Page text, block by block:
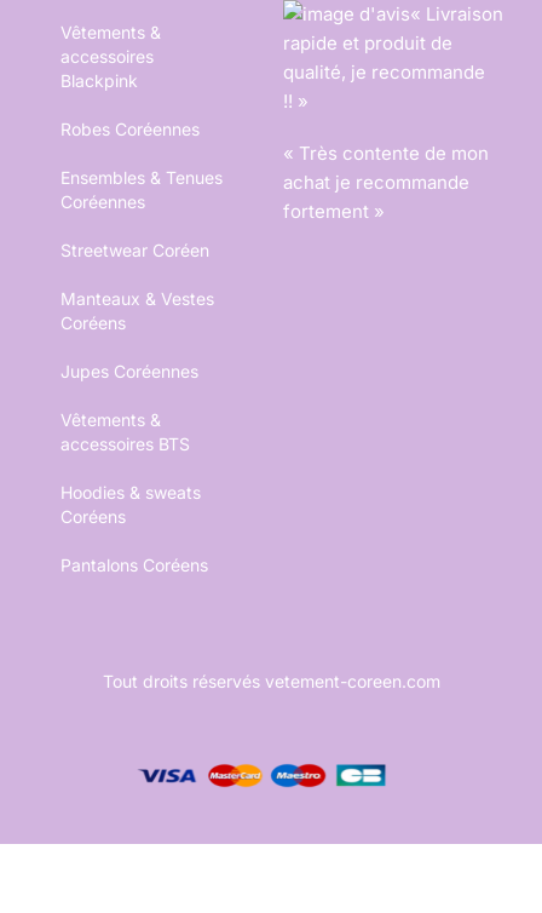
Vêtements &
accessoires
Blackpink
Robes Coréennes
Ensembles & Tenues
Coréennes
Streetwear Coréen
Manteaux & Vestes
Coréens
Jupes Coréennes
Vêtements &
accessoires BTS
Hoodies & sweats
Coréens
Pantalons Coréens
« Livraison
rapide et produit de
qualité, je recommande
!! »
« Très contente de mon
achat je recommande
fortement »
Tout droits réservés vetement-coreen.com